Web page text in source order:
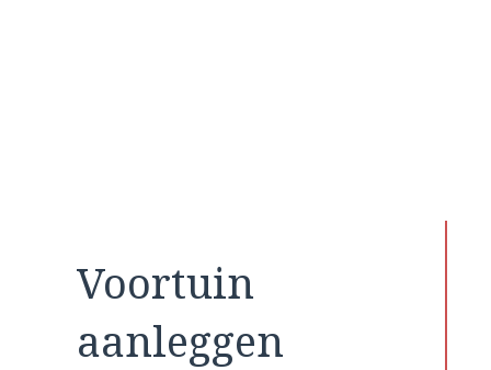
Voortuin
aanleggen